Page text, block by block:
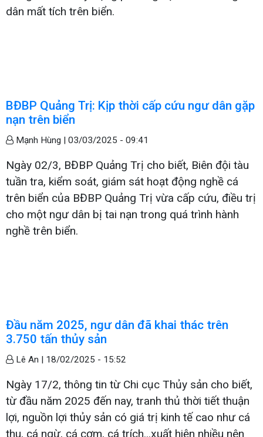
dân mất tích trên biển.
BĐBP Quảng Trị: Kịp thời cấp cứu ngư dân gặp
nạn trên biển
Mạnh Hùng | 03/03/2025 - 09:41
Ngày 02/3, BĐBP Quảng Trị cho biết, Biên đội tàu
tuần tra, kiểm soát, giám sát hoạt động nghề cá
trên biển của BĐBP Quảng Trị vừa cấp cứu, điều trị
cho một ngư dân bị tai nạn trong quá trình hành
nghề trên biển.
Đầu năm 2025, ngư dân đã khai thác trên
3.750 tấn thủy sản
Lê An | 18/02/2025 - 15:52
Ngày 17/2, thông tin từ Chi cục Thủy sản cho biết,
từ đầu năm 2025 đến nay, tranh thủ thời tiết thuận
lợi, nguồn lợi thủy sản có giá trị kinh tế cao như cá
thu, cá ngừ, cá cơm, cá trích...xuất hiện nhiều nên